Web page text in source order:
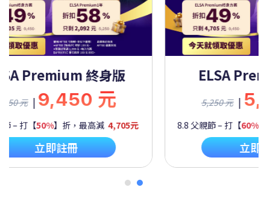
Premium 一年
元 |5,250 元
打【60%】折，最高減2,092元
立即註冊
ELSA
9,450 元 |
8.8 父親節 – 打【50%】折
立即註冊